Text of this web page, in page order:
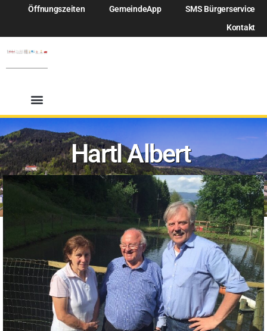
Öffnungszeiten GemeindeApp
SMS Bürgerservice
Kontakt
Hartl Albert